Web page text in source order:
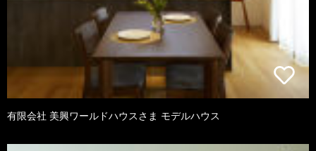
有限会社 美興ワールドハウスさま モデルハウス